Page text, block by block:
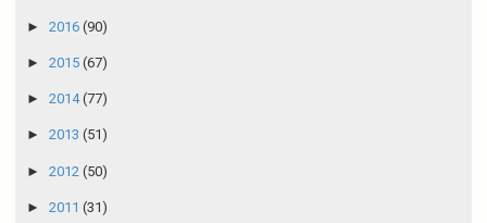
► 2016 (90)
► 2015 (67)
► 2014(77)
► 2013 (51)
► 2012 (50)
► 2011 (31)